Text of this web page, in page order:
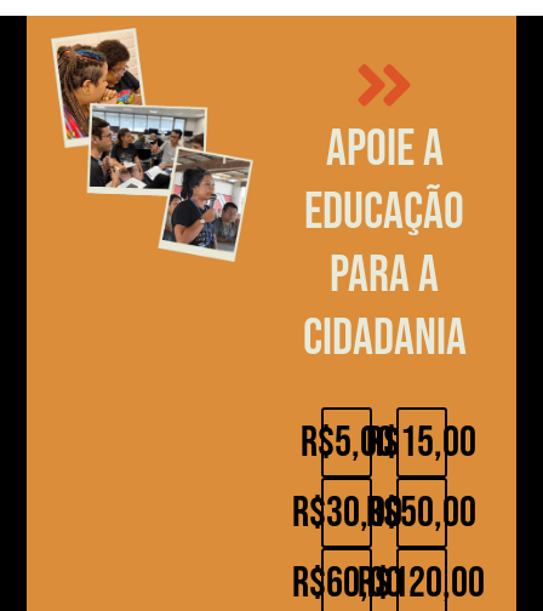
Apoie a
educação
para a
cidadania
R$5,00
R$30,00
R$60,00
R$15,00
R$50,00
R$120,00